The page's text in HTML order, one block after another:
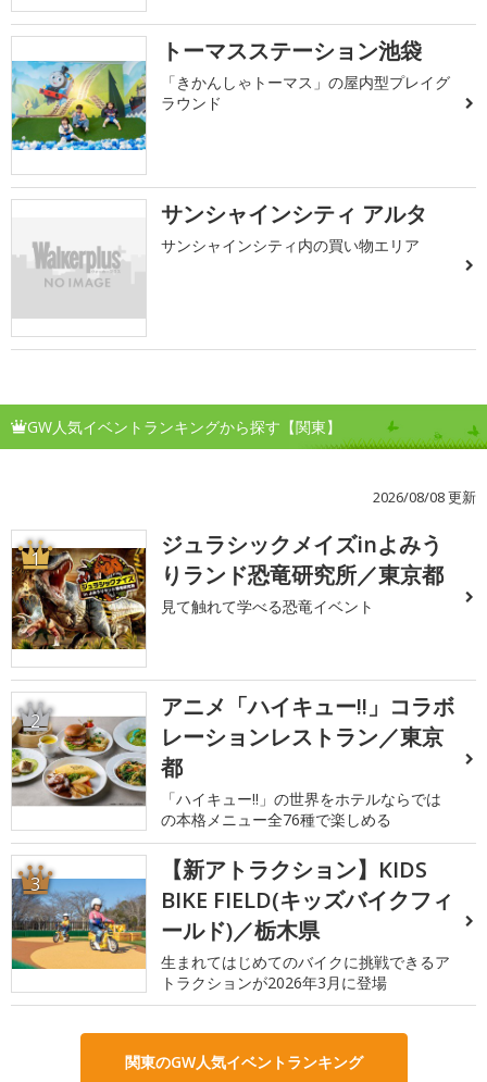
トーマスステーション池袋
「きかんしゃトーマス」の屋内型プレイグ
ラウンド
サンシャインシティ アルタ
サンシャインシティ内の買い物エリア
GW人気イベントランキングから探す【関東】
2026/08/08 更新
1
ジュラシックメイズinよみう
りランド恐竜研究所／東京都
見て触れて学べる恐竜イベント
2
アニメ「ハイキュー!!」コラボ
レーションレストラン／東京
都
「ハイキュー!!」の世界をホテルならでは
の本格メニュー全76種で楽しめる
3
【新アトラクション】KIDS
BIKE FIELD(キッズバイクフィ
ールド)／栃木県
生まれてはじめてのバイクに挑戦できるア
トラクションが2026年3月に登場
関東のGW人気イベントランキング